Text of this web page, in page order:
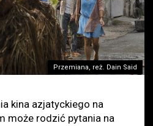
Przemiana, reż. Dain Said
kina azjatyckiego na
może rodzić pytania na